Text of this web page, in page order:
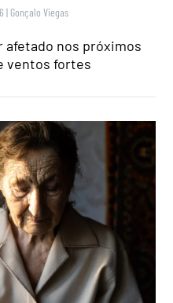
| Gonçalo Viegas
afetado nos próximos
ventos fortes